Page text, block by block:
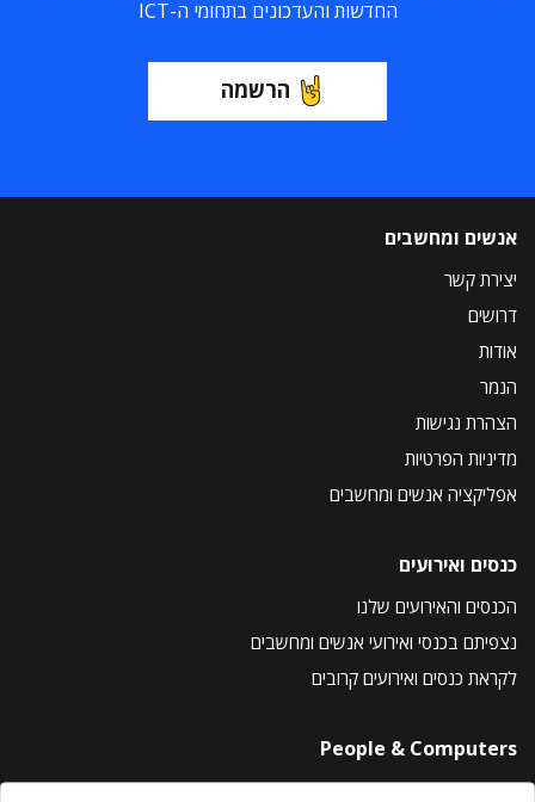
החדשות והעדכונים בתחומי ה-ICT
הרשמה
אנשים ומחשבים
יצירת קשר
דרושים
אודות
הנמר
הצהרת נגישות
מדיניות הפרטיות
אפליקציה אנשים ומחשבים
כנסים ואירועים
הכנסים והאירועים שלנו
נצפיתם בכנסי ואירועי אנשים ומחשבים
לקראת כנסים ואירועים קרובים
People & Computers
About Us